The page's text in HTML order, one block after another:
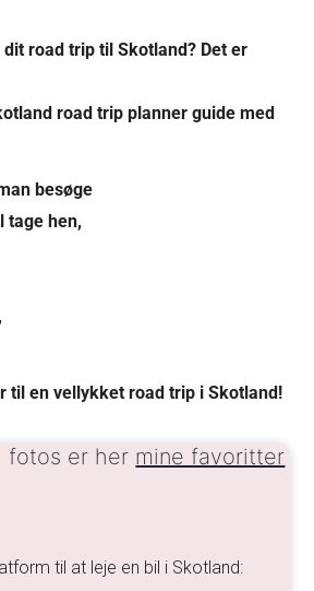
road trip til Skotland? Det er
road trip planner guide med
besøge
tage hen,
til en vellykket road trip i Skotland!
fotos er her mine favoritter
til at leje en bil i Skotland: